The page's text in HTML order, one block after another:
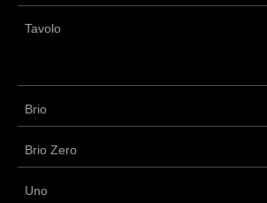
Tavolo
Brio
Brio Zero
Uno